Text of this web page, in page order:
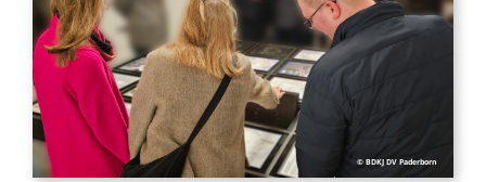
© BDKJ DV Paderborn